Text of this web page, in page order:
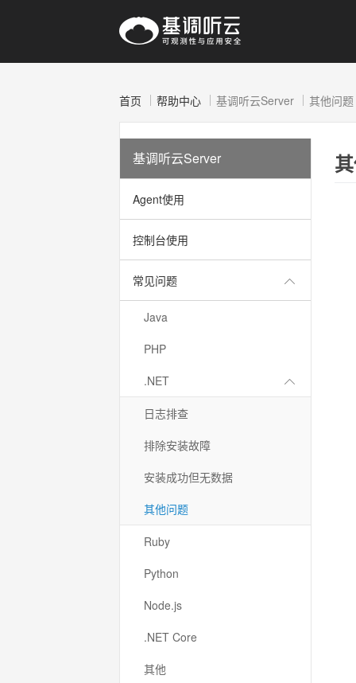
首页 帮助中心 基调听云Server 其他问题
基调听云Server
Agent使用
控制台使用
常见问题
Java
PHP
.NET
日志排查
排除安装故障
安装成功但无数据
其他问题
Ruby
Python
Node.js
.NET Core
其他